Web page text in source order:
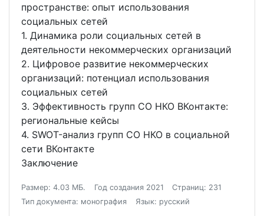
пространстве: опыт использования
социальных сетей
1. Динамика роли социальных сетей в
деятельности некоммерческих организаций
2. Цифровое развитие некоммерческих
организаций: потенциал использования
социальных сетей
3. Эффективность групп СО НКО ВКонтакте:
региональные кейсы
4. SWOT-анализ групп СО НКО в социальной
сети ВКонтакте
Заключение
Размер: 4.03 МБ. Год создания 2021
Страниц: 231
Тип документа: монография
Язык: русский